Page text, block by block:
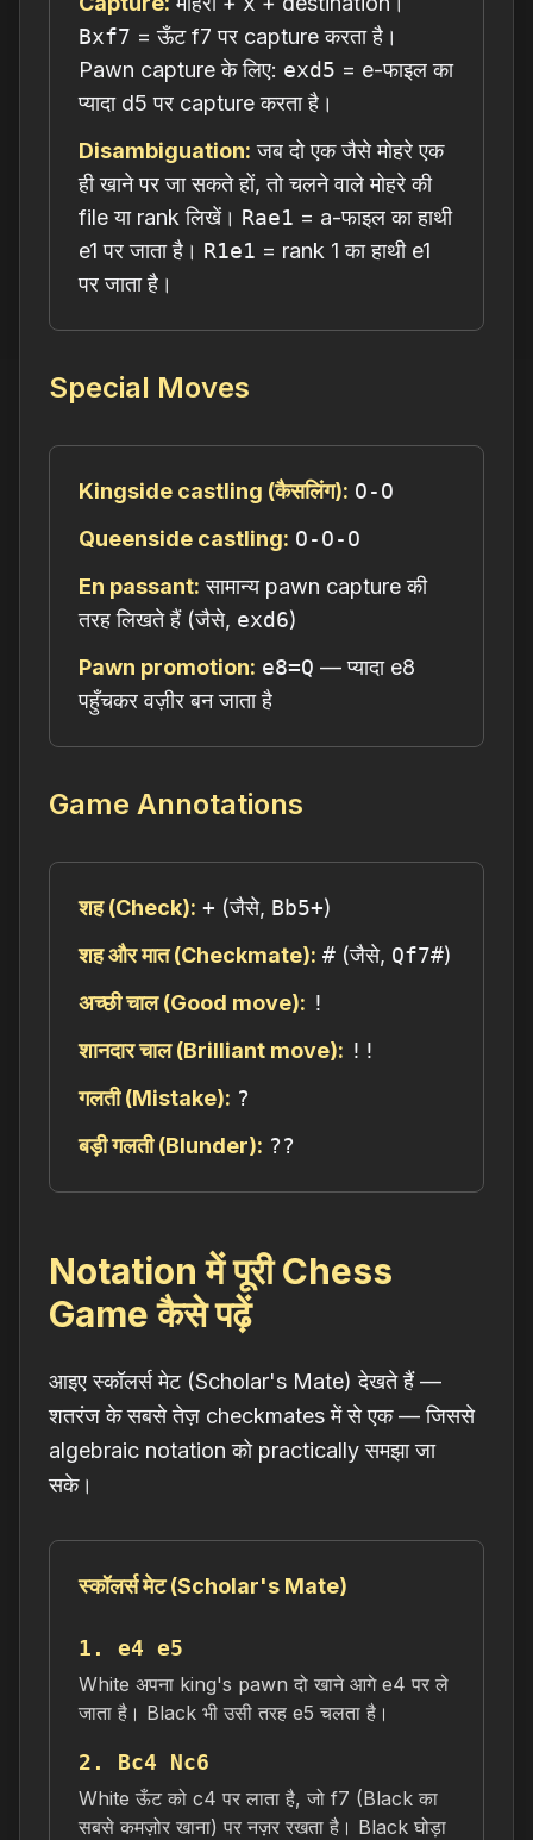
Bxf7 = ऊँट f7 पर capture करता है।
Pawn capture के लिए: exd5 = e-फाइल का
प्यादा d5 पर capture करता है।
Disambiguation: जब दो एक जैसे मोहरे एक
ही खाने पर जा सकते हों, तो चलने वाले मोहरे की
file या rank लिखें। Rae1 = a-फाइल का हाथी
e1 पर जाता है। R1e1 = rank 1 का हाथी e1
पर जाता है।
Special Moves
Kingside castling (कैसलिंग): O-O
Queenside castling: O-O-O
En passant: सामान्य pawn capture की
तरह लिखते हैं (जैसे, exd6)
Pawn promotion: e8=Q — प्यादा e8
पहुँचकर वज़ीर बन जाता है
Game Annotations
शह (Check): + (जैसे, Bb5+)
शह और मात (Checkmate): # (जैसे, Qf7#)
अच्छी चाल (Good move): !
शानदार चाल (Brilliant move): !!
गलती (Mistake): ?
बड़ी गलती (Blunder): ??
Notation में पूरी Chess
Game कैसे पढ़ें
आइए स्कॉलर्स मेट (Scholar's Mate) देखते हैं —
शतरंज के सबसे तेज़ checkmates में से एक — जिससे
algebraic notation को practically समझा जा
सके।
स्कॉलर्स मेट (Scholar's Mate)
1. e4 e5
White अपना king's pawn दो खाने आगे e4 पर ले
जाता है। Black भी उसी तरह e5 चलता है।
2. Bc4 Nc6
White ऊँट को c4 पर लाता है, जो f7 (Black का
सबसे कमज़ोर खाना) पर नज़र रखता है। Black घोड़ा